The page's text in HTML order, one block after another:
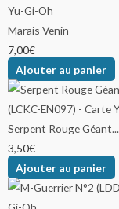
Marais Venin
7,00€
Ajouter au panier
Serpent Rouge Géant...
3,50€
Ajouter au panier